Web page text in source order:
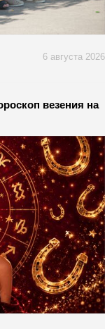
6 августа 2026
везения на